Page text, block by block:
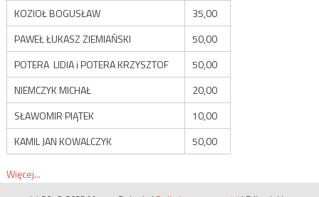
KOZIOŁ BOGUSŁAW
35,00
PAWEŁ ŁUKASZ ZIEMIAŃSKI
50,00
POTERA LIDIA i POTERA KRZYSZTOF
50,00
NIEMCZYK MICHAŁ
20,00
SŁAWOMIR PIĄTEK
10,00
KAMIL JAN KOWALCZYK
50,00
Więcej...